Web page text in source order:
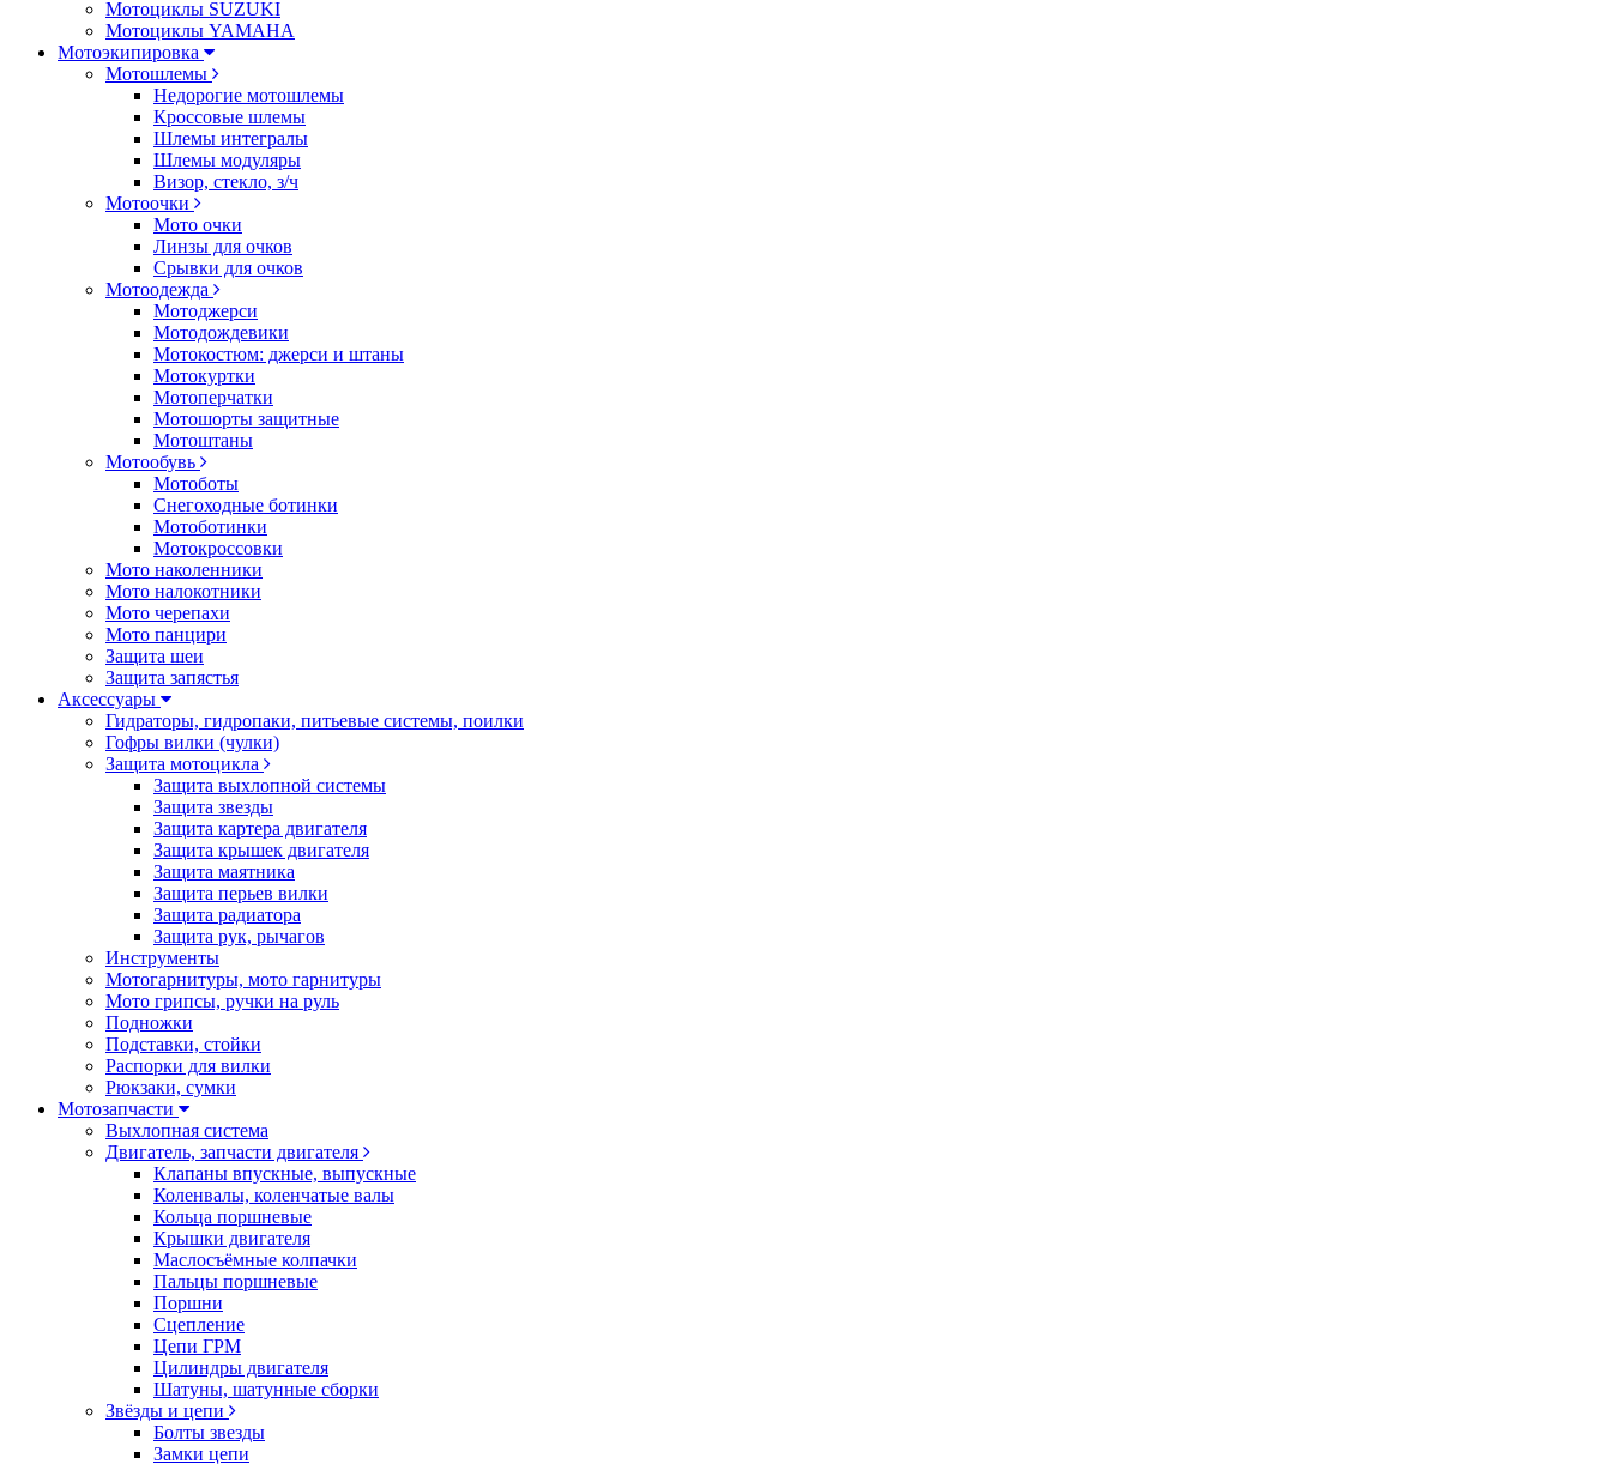
Мотоциклы SUZUKI
Мотоциклы YAMAHA
Мотоэкипировка
Мотошлемы
Недорогие мотошлемы
Кроссовые шлемы
Шлемы интегралы
Шлемы модуляры
Визор, стекло, з/ч
Мотоочки
Мото очки
Линзы для очков
Срывки для очков
Мотоодежда
Мотоджерси
Мотодождевики
Мотокостюм: джерси и штаны
Мотокуртки
Мотоперчатки
Мотошорты защитные
Мотоштаны
Мотообувь
Мотоботы
Снегоходные ботинки
Мотоботинки
Мотокроссовки
Мото наколенники
Мото налокотники
Мото черепахи
Мото панцири
Защита шеи
Защита запястья
Аксессуары
Гидраторы, гидропаки, питьевые системы, поилки
Гофры вилки (чулки)
Защита мотоцикла
Защита выхлопной системы
Защита звезды
Защита картера двигателя
Защита крышек двигателя
Защита маятника
Защита перьев вилки
Защита радиатора
Защита рук, рычагов
Инструменты
Мотогарнитуры, мото гарнитуры
Мото грипсы, ручки на руль
Подножки
Подставки, стойки
Распорки для вилки
Рюкзаки, сумки
Мотозапчасти
Выхлопная система
Двигатель, запчасти двигателя
Клапаны впускные, выпускные
Коленвалы, коленчатые валы
Кольца поршневые
Крышки двигателя
Маслосъёмные колпачки
Пальцы поршневые
Поршни
Сцепление
Цепи ГРМ
Цилиндры двигателя
Шатуны, шатунные сборки
Звёзды и цепи
Болты звезды
Замки цепи